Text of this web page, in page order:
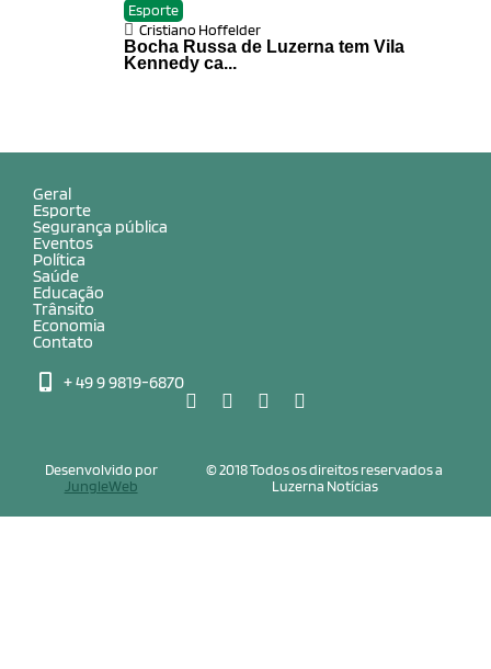
Esporte
Cristiano Hoffelder
Bocha Russa de Luzerna tem Vila
Kennedy ca...
Geral
Esporte
Segurança pública
Eventos
Política
Saúde
Educação
Trânsito
Economia
Contato
+ 49 9 9819-6870
© 2018 Todos os direitos reservados a
Luzerna Notícias
Desenvolvido por
JungleWeb